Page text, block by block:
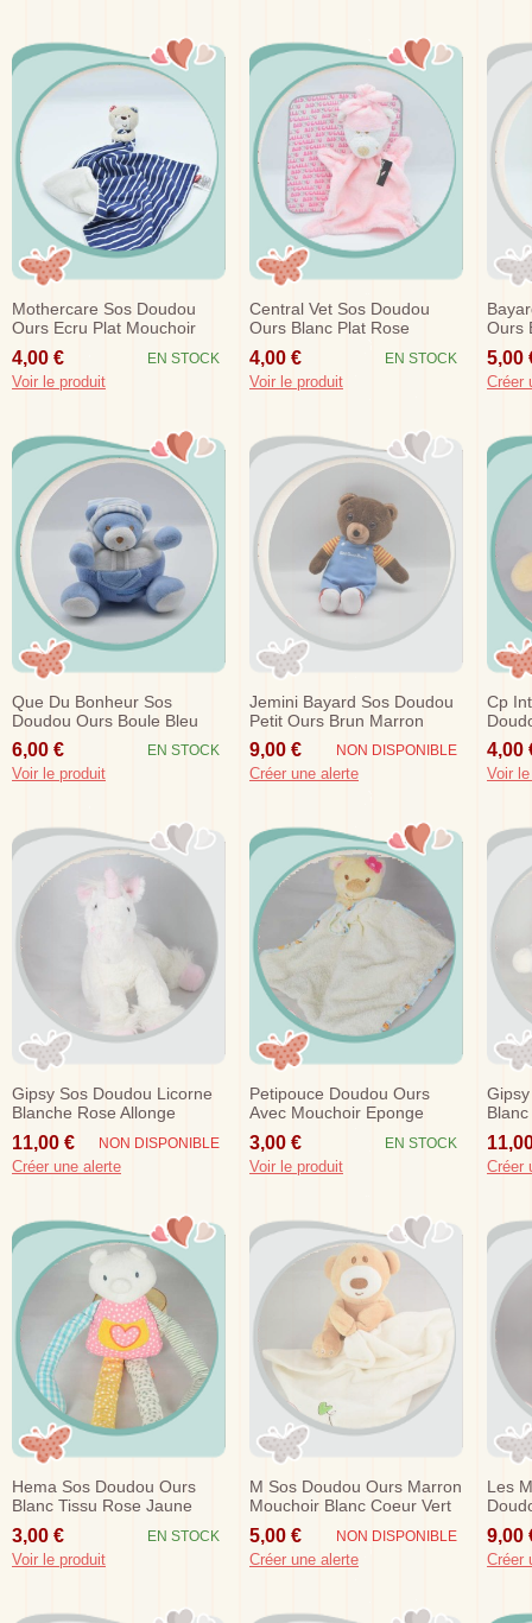
Mothercare Sos Doudou
Ours Ecru Plat Mouchoir
Bleu Marine Raye
4,00 € EN STOCK
Voir le produit
Central Vet Sos Doudou
Ours Blanc Plat Rose
4,00 € EN STOCK
Voir le produit
Ours
Vert
5,00
Créer
Que Du Bonheur Sos
Doudou Ours Boule Bleu
Blanc
6,00 € EN STOCK
Voir le produit
Jemini Bayard Sos Doudou
Petit Ours Brun Marron
Salopette Bleu 22cm
9,00 € NON DISPONIBLE
Créer une alerte
Cp
4,00
Voir
Gipsy Sos Doudou Licorne
Blanche Rose Allonge
11,00 € NON DISPONIBLE
Créer une alerte
Petipouce Doudou Ours
Avec Mouchoir Eponge
3,00 € EN STOCK
Voir le produit Créer
Hema Sos Doudou Ours
Blanc Tissu Rose Jaune
Grand Bras
3,00 € EN STOCK
Voir le produit
M Sos Doudou Ours Marron
Mouchoir Blanc Coeur Vert
Roya Brands
5,00 € NON DISPONIBLE
Créer une alerte
Les
9,00
Créer